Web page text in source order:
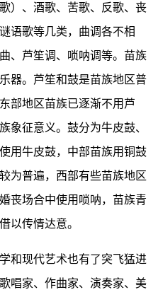
）、酒歌、苦歌、反歌、丧
语歌等几类，曲调各不相
、芦笙调、唢呐调等。苗族
器。芦笙和鼓是苗族地区普
部地区苗族已逐渐不用芦
象征意义。鼓分为牛皮鼓、
用牛皮鼓，中部苗族用铜鼓
为普遍，西部有些苗族地区
丧场合中使用唢呐，苗族青
以传情达意。
和现代艺术也有了突飞猛进
唱家、作曲家、演奏家、美